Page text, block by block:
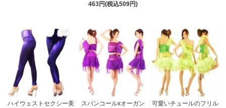
463円(税込509円)
ハイウェストセクシー美
スパンコールxオーガン
可愛いチュールのフリル